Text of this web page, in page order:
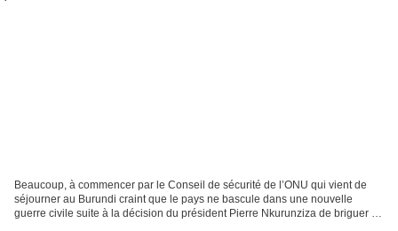
Beaucoup, à commencer par le Conseil de sécurité de l’ONU qui vient de
séjourner au Burundi craint que le pays ne bascule dans une nouvelle
guerre civile suite à la décision du président Pierre Nkurunziza de briguer un